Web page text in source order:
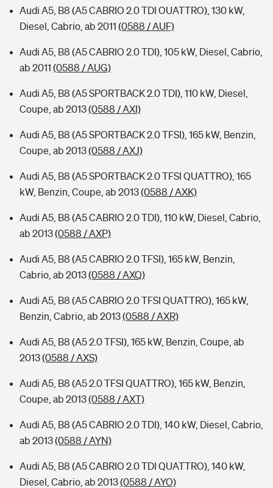
Audi A5, B8 (A5 CABRIO 2.0 TDI OUATTRO), 130 kW,
Diesel, Cabrio, ab 2011 (0588 / AUF)
Audi A5, B8 (A5 CABRIO 2.0 TDI), 105 kW, Diesel, Cabrio,
ab 2011 (0588 / AUG)
Audi A5, B8 (A5 SPORTBACK 2.0 TDI), 110 kW, Diesel,
Coupe, ab 2013(0588 / AXI)
Audi A5, B8 (A5 SPORTBACK 2.0 TFSI), 165 kW, Benzin,
Coupe, ab 2013(0588 / AXJ)
Audi A5, B8 (A5 SPORTBACK 2.0 TFSI QUATTRO), 165
kW, Benzin, Coupe, ab 2013(0588 / AXK)
Audi A5, B8 (A5 CABRIO 2.0 TDI), 110 kW, Diesel, Cabrio,
ab 2013(0588 / AXP)
Audi A5, B8 (A5 CABRIO 2.0 TFSI), 165 kW, Benzin,
Cabrio, ab 2013(0588 / AXQ)
Audi A5, B8 (A5 CABRIO 2.0 TFSI QUATTRO), 165 kW,
Benzin, Cabrio, ab 2013(0588 / AXR)
Audi A5, B8 (A5 2.0 TFSI), 165 kW, Benzin, Coupe, ab
2013(0588 / AXS)
Audi A5, B8 (A5 2.0 TFSI QUATTRO), 165 kW, Benzin,
Coupe, ab 2013(0588 / AXT)
Audi A5, B8 (A5 CABRIO 2.0 TDI), 140 kW, Diesel, Cabrio,
ab 2013(0588 / AYN)
Audi A5, B8 (A5 CABRIO 2.0 TDI QUATTRO), 140 kW,
Diesel, Cabrio, ab 2013(0588 / AYO)